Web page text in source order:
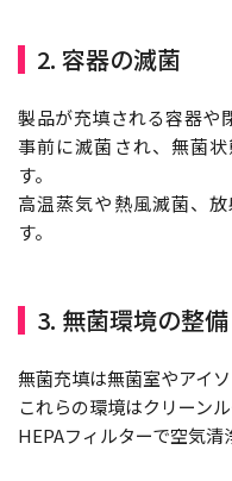
2. 容器の滅菌
製品が充填される容器や
事前に滅菌され、無菌
す。
高温蒸気や熱風滅菌、
す。
3. 無菌環境の整備
無菌充填は無菌室やアイ
これらの環境はクリーン
HEPAフィルターで空気清